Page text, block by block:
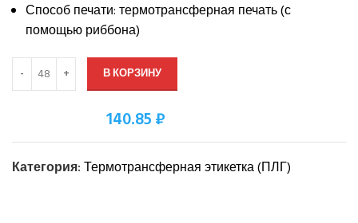
Способ печати: термотрансферная печать (с
помощью риббона)
В КОРЗИНУ
140.85 ₽
Категория:Термотрансферная этикетка (ПЛГ)